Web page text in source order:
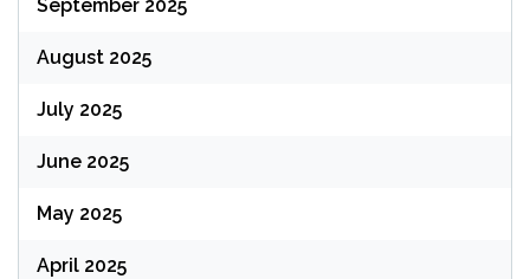
September 2025
August 2025
July 2025
June 2025
May 2025
April 2025